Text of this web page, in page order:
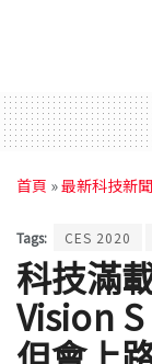
首頁 »最新科技新
Tags: CES 2020
科技滿
Vision